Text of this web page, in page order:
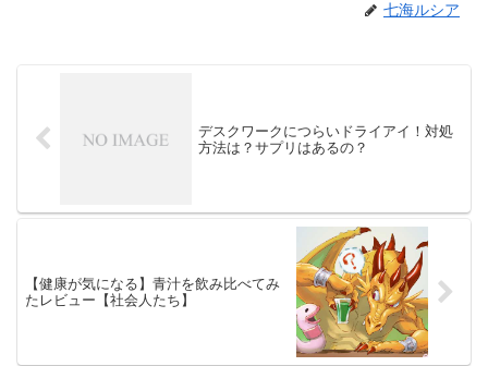
七海ルシア
デスクワークにつらいドライアイ！対処
方法は？サプリはあるの？
【健康が気になる】青汁を飲み比べてみ
たレビュー【社会人たち】